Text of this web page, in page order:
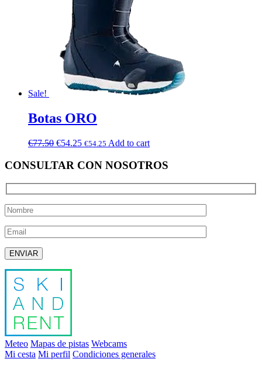
Sale!
Botas ORO
€77.50 €54.25 €54.25 Add to cart
CONSULTAR CON NOSOTROS
Deja este campo vacío.
Meteo Mapas de pistas Webcams
Mi cesta Mi perfil Condiciones generales